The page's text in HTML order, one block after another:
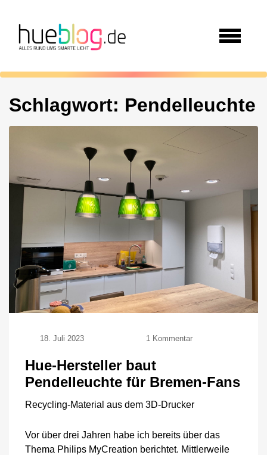
Schlagwort: Pendelleuchte
18. Juli 2023 1 Kommentarzu
Pendelleuchte
Bremen-
Hue-Hersteller baut
Pendelleuchte für Bremen-Fans
Recycling-Material aus dem 3D-Drucker
Vor über drei Jahren habe ich bereits über das
Thema Philips MyCreation berichtet. Mittlerweile